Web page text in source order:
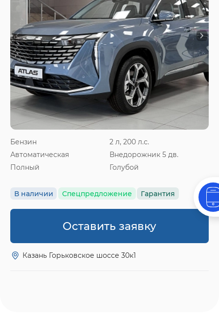
Бензин
2 л, 200 л.с.
Автоматическая
Внедорожник 5 дв.
Полный
Голубой
В наличии Спецпредложение Гарантия
Оставить заявку
Казань Горьковское шоссе 30к1